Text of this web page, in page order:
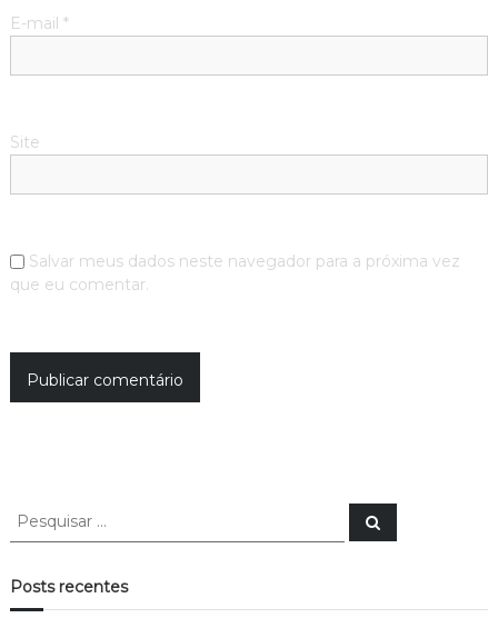
E-mail *
Site
Salvar meus dados neste navegador para a próxima vez
que eu comentar.
P
q
u
P
e
s
Posts recentes